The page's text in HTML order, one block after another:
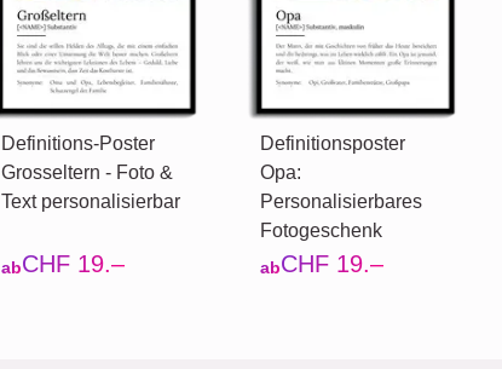
Definitions-Poster
Grosseltern - Foto &
Text personalisierbar
abCHF 19.–
Definitionsposter
Opa:
Personalisierbares
Fotogeschenk
abCHF 19.–